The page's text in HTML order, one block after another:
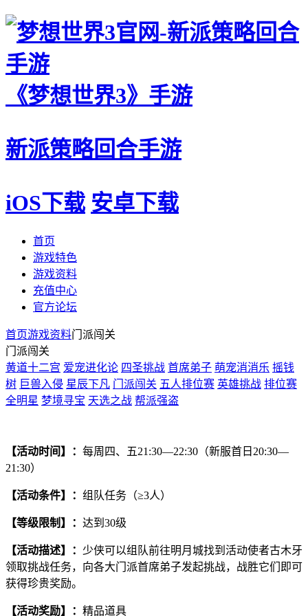
《梦想世界3》手游
新派策略回合手游
iOS下载 安卓下载
首页
游戏特色
游戏资料
充值中心
官方论坛
首页游戏资料门派闯关
门派闯关
黄道十二宫 爱宠进化论 四圣挑战 首席弟子 萌宠消消乐 摇钱
树 巨兽入侵 星辰下凡 门派闯关 五人排位赛 英雄挑战 排位赛
全明星 梦境寻宝 天选之战 帮派强盗
【活动时间】： 每周四、五21:30—22:30（新服首日20:30—
21:30）
【活动条件】： 组队任务（≥3人）
【等级限制】： 达到30级
【活动描述】： 少侠可以组队前往明月城找到活动使者古木牙
领取挑战任务，向各大门派首席弟子发起挑战，战胜它们即可
获得珍贵奖励。
【活动奖励】： 精品道具